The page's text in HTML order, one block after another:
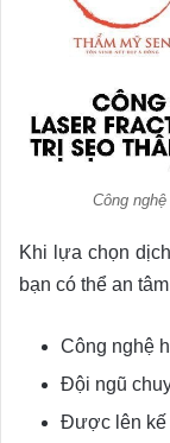
Công
Khi lựa chọn
bạn có thể an
Công nghệ
Đội ngũ
Được lên kế